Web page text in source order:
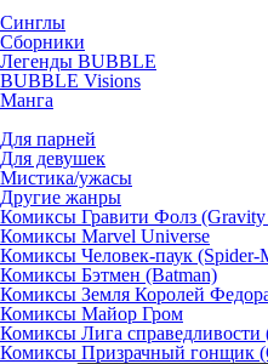
Синглы
Сборники
Легенды BUBBLE
BUBBLE Visions
Манга
Для парней
Для девушек
Мистика/ужасы
Другие жанры
Комиксы Гравити Фолз (Gravity
Комиксы Marvel Universe
Комиксы Человек-паук (Spider-
Комиксы Бэтмен (Batman)
Комиксы Земля Королей
Комиксы Майор Гром
Комиксы Лига справедливости
Комиксы Призрачный гонщик